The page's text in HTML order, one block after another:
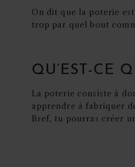
On dit que la poterie
trop par quel bout
QU’EST-CE
La poterie consiste à
apprendre à fabriquer
Bref, tu pourras créer